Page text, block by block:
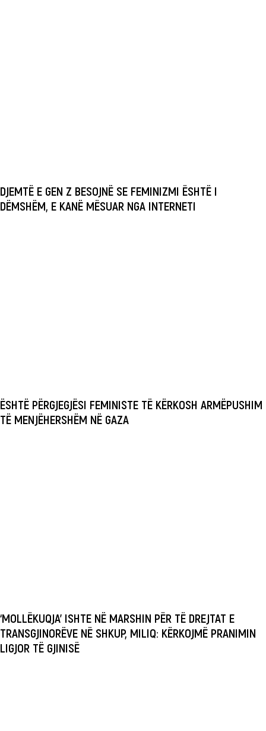
DJEMTË E GEN Z BESOJNË SE FEMINIZMI ËSHTË I
DËMSHËM, E KANË MËSUAR NGA INTERNETI
ËSHTË PËRGJEGJËSI FEMINISTE TË KËRKOSH ARMËPUSHIM
TË MENJËHERSHËM NË GAZA
‘MOLLËKUQJA’ ISHTE NË MARSHIN PËR TË DREJTAT E
TRANSGJINORËVE NË SHKUP, MILIQ: KËRKOJMË PRANIMIN
LIGJOR TË GJINISË